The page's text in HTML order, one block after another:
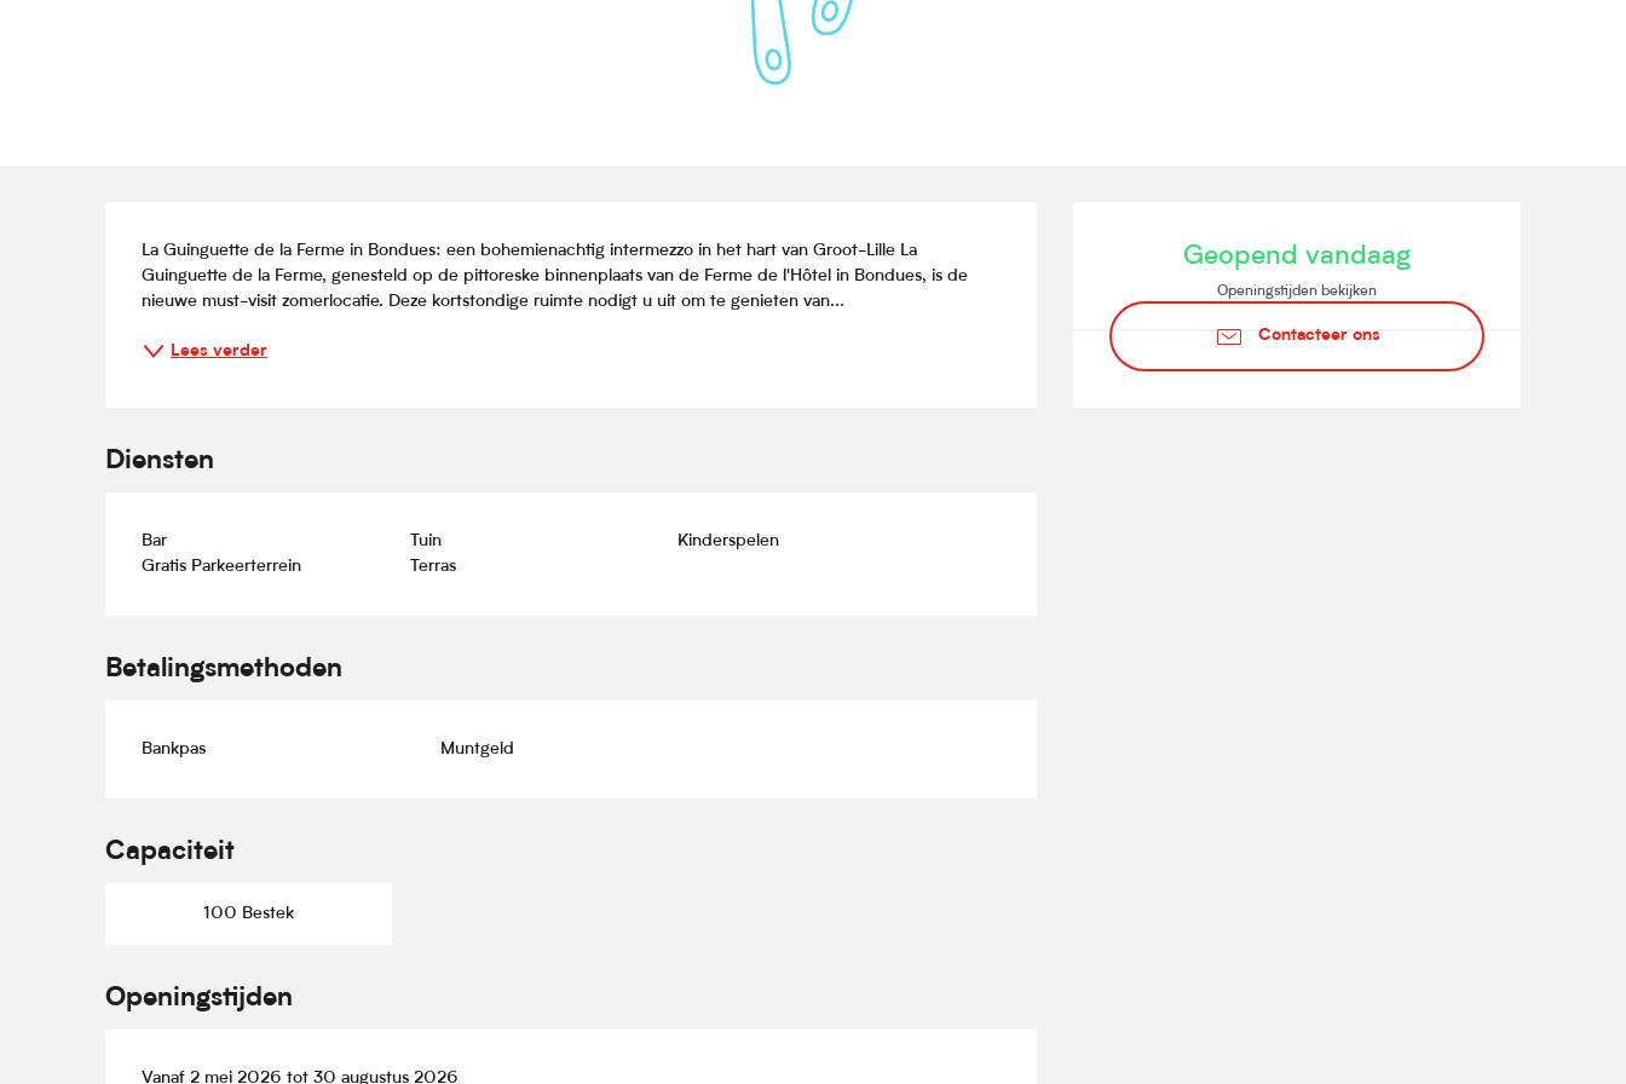
Openingstijden en
Geopend vandaag
Openingstijden bekijken
Contacteer ons
Beschrijving
La Guinguette de la Ferme in Bondues: een bohemienachtig intermezzo in het hart van Groot-Lille La
Guinguette de la Ferme, genesteld op de pittoreske binnenplaats van de Ferme de l'Hôtel in Bondues, is de
nieuwe must-visit zomerlocatie. Deze kortstondige ruimte nodigt u uit om te genieten van...
Lees verder
Diensten
Bar Tuin
Kinderspelen
Gratis Parkeerterrein
Terras
Betalingsmethoden
Bankpas Muntgeld
Capaciteit
100 Bestek
Openingstijden
Vanaf 2 mei 2026 tot 30 augustus 2026